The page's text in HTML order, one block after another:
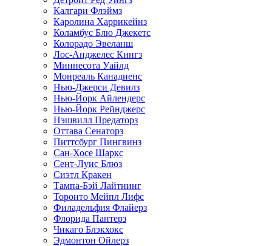
Калгари Флэймз
Каролина Харрикейнз
Коламбус Блю Джекетс
Колорадо Эвеланш
Лос-Анджелес Кингз
Миннесота Уайлд
Монреаль Канадиенс
Нью-Джерси Девилз
Нью-Йорк Айлендерс
Нью-Йорк Рейнджерс
Нэшвилл Предаторз
Оттава Сенаторз
Питтсбург Пингвинз
Сан-Хосе Шаркс
Сент-Луис Блюз
Сиэтл Кракен
Тампа-Бэй Лайтнинг
Торонто Мейпл Лифс
Филадельфия Флайерз
Флорида Пантерз
Чикаго Блэкхокс
Эдмонтон Ойлерз